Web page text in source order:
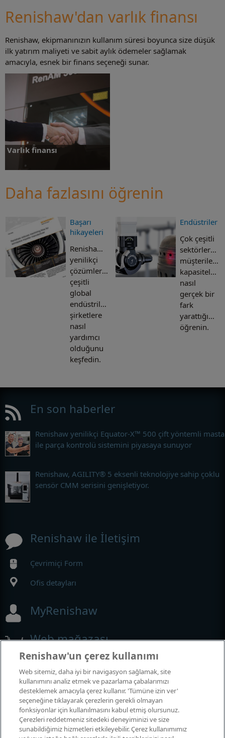
Daha fazlasını öğrenin
Renishaw'dan varlık finansı
Renishaw, ekipmanınızın kullanım süresi boyunca size düşük
ilk yatırım maliyeti ve sabit aylık ödemeler sağlamak
amacıyla, esnek bir finans seçeneği sunar.
Varlık finansı
Daha fazlasını öğrenin
Başarı
hikayeleri
Renishaw’un
yenilikçi
çözümlerinin,
çeşitli
global
endüstrilerdeki
şirketlere
nasıl
yardımcı
olduğunu
keşfedin.
Endüstriler
Çok çeşitli
sektörlerdeki
nasıl
gerçek bir
fark
yarattığımızı
öğrenin.
En son haberler
Renishaw yenilikçi Equator-X™ 500 çift yöntemli
ile parça kontrolü sistemini piyasaya sunuyor
Renishaw, AGILITY® 5 eksenli teknolojiye sahip çoklu
sensör CMM serisini genişletiyor.
Renishaw ile İletişim
Çevrimiçi Form
Ofis detayları
MyRenishaw
Web mağazası
Fuarlar ve Konferanslar
Katıldığımız etkinlikler
Renishaw'un çerez kullanımı
Web sitemiz, daha iyi bir navigasyon sağlamak, site
kullanımını analiz etmek ve pazarlama çabalarımızı
desteklemek amacıyla çerez kullanır. 'Tümüne izin ver'
seçeneğine tıklayarak çerezlerin gerekli olmayan
fonksiyonlar için kullanılmasını kabul etmiş olursunuz.
Çerezleri reddetmeniz sitedeki deneyiminizi ve size
sunabildiğimiz hizmetleri etkileyebilir. Çerez kullanımımız